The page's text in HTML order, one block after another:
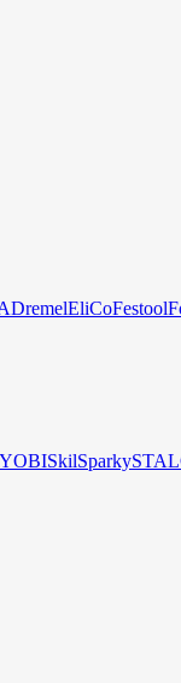
DremelEliCoFestool
SkilSparky